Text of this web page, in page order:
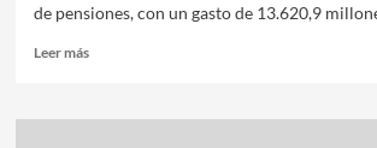
de pensiones, con un gasto de 13.620,9
Leer más